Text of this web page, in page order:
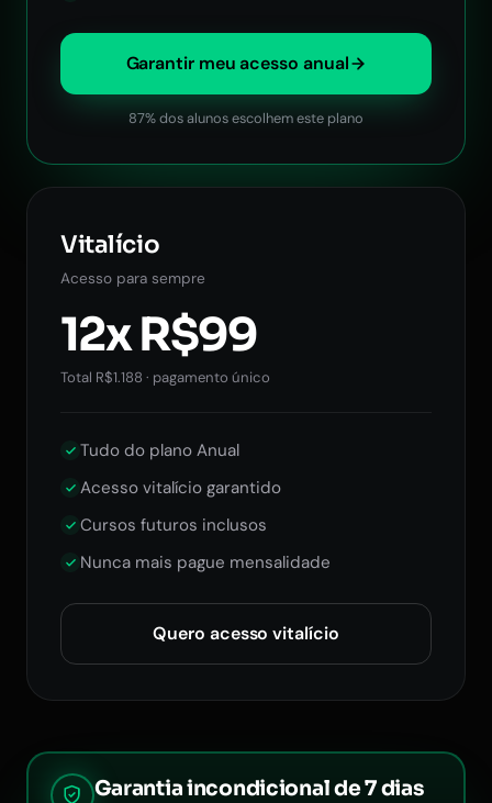
Garantir meu acesso anual
87% dos alunos escolhem este plano
Vitalício
Acesso para sempre
12x R$99
Total R$1.188 · pagamento único
Tudo do plano Anual
Acesso vitalício garantido
Cursos futuros inclusos
Nunca mais pague mensalidade
Quero acesso vitalício
Garantia incondicional de 7 dias